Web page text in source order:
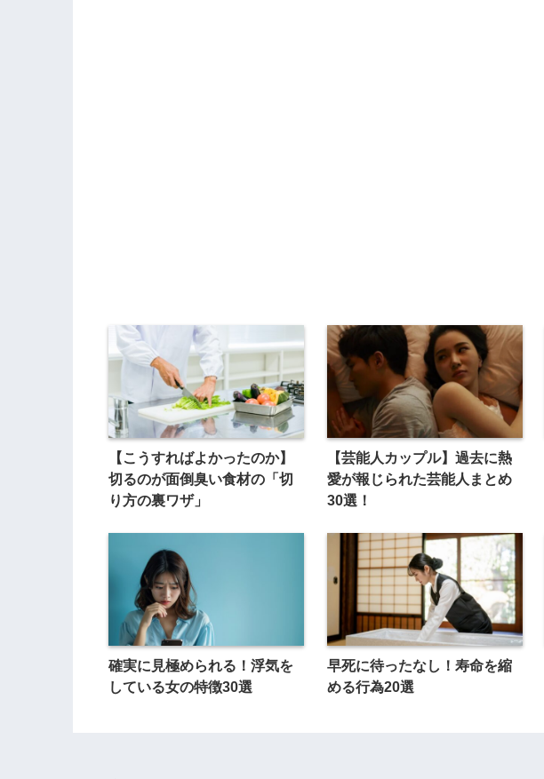
【こうすればよかったのか】
切るのが面倒臭い食材の「切
り方の裏ワザ」
【芸能人カップル】過去に熱
愛が報じられた芸能人まとめ
30選！
確実に見極められる！浮気を
している女の特徴30選
早死に待ったなし！寿命を縮
める行為20選